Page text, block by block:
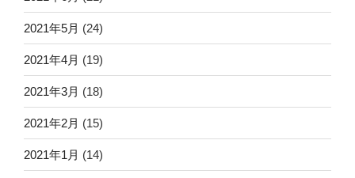
2021年5月 (24)
2021年4月 (19)
2021年3月 (18)
2021年2月 (15)
2021年1月 (14)